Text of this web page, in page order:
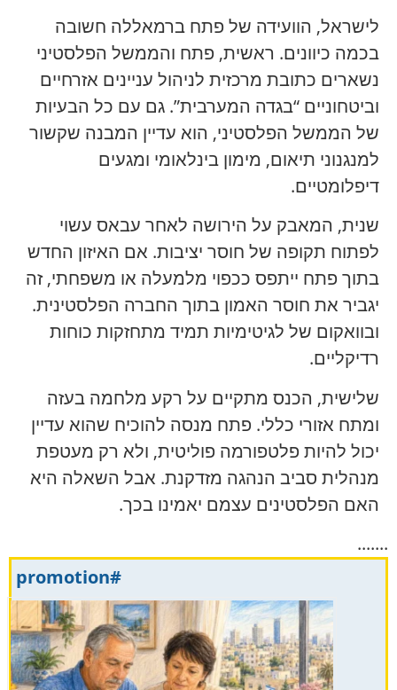
לישראל, הוועידה של פתח ברמאללה חשובה
בכמה כיוונים. ראשית, פתח והממשל הפלסטיני
נשארים כתובת מרכזית לניהול עניינים אזרחיים
וביטחוניים “בגדה המערבית”. גם עם כל הבעיות
של הממשל הפלסטיני, הוא עדיין המבנה שקשור
למנגנוני תיאום, מימון בינלאומי ומגעים
דיפלומטיים.
שנית, המאבק על הירושה לאחר עבאס עשוי
לפתוח תקופה של חוסר יציבות. אם האיזון החדש
בתוך פתח ייתפס ככפוי מלמעלה או משפחתי, זה
יגביר את חוסר האמון בתוך החברה הפלסטינית.
ובוואקום של לגיטימיות תמיד מתחזקות כוחות
רדיקליים.
שלישית, הכנס מתקיים על רקע מלחמה בעזה
ומתח אזורי כללי. פתח מנסה להוכיח שהוא עדיין
יכול להיות פלטפורמה פוליטית, ולא רק מעטפת
מנהלית סביב הנהגה מזדקנת. אבל השאלה היא
האם הפלסטינים עצמם יאמינו בכך.
.......
#promotion